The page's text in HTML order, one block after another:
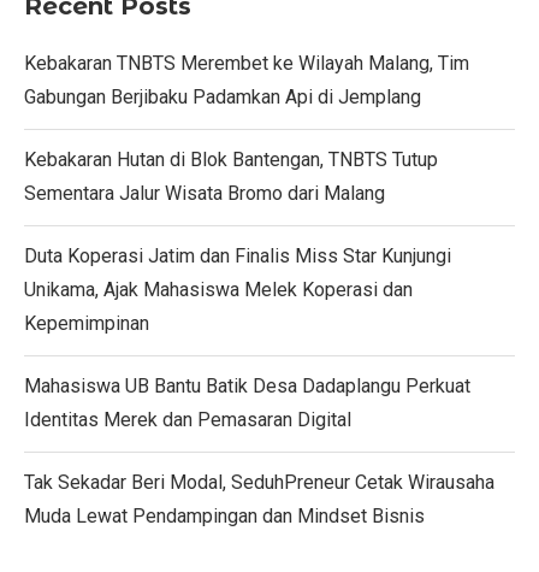
Recent Posts
Kebakaran TNBTS Merembet ke Wilayah Malang, Tim
Gabungan Berjibaku Padamkan Api di Jemplang
Kebakaran Hutan di Blok Bantengan, TNBTS Tutup
Sementara Jalur Wisata Bromo dari Malang
Duta Koperasi Jatim dan Finalis Miss Star Kunjungi
Unikama, Ajak Mahasiswa Melek Koperasi dan
Kepemimpinan
Mahasiswa UB Bantu Batik Desa Dadaplangu Perkuat
Identitas Merek dan Pemasaran Digital
Tak Sekadar Beri Modal, SeduhPreneur Cetak Wirausaha
Muda Lewat Pendampingan dan Mindset Bisnis